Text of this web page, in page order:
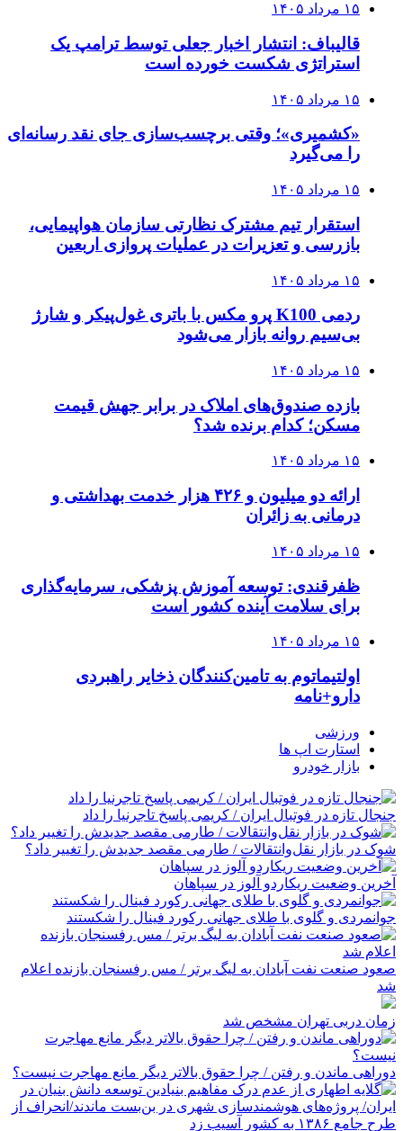
۱۵ مرداد ۱۴۰۵
قالیباف: انتشار اخبار جعلی توسط ترامپ یک
استراتژی شکست خورده است
۱۵ مرداد ۱۴۰۵
«کشمیری»؛ وقتی برچسب‌سازی جای نقد رسانه‌ای
را می‌گیرد
۱۵ مرداد ۱۴۰۵
استقرار تیم مشترک نظارتی سازمان هواپیمایی،
بازرسی و تعزیرات در عملیات پروازی اربعین
۱۵ مرداد ۱۴۰۵
ردمی K100 پرو مکس با باتری غول‌پیکر و شارژ
بی‌سیم روانه بازار می‌شود
۱۵ مرداد ۱۴۰۵
بازده صندوق‌های املاک در برابر جهش قیمت
مسکن؛ کدام برنده شد؟
۱۵ مرداد ۱۴۰۵
ارائه دو میلیون و ۴۲۶ هزار خدمت بهداشتی و
درمانی به زائران
۱۵ مرداد ۱۴۰۵
ظفرقندی: توسعه آموزش پزشکی، سرمایه‌گذاری
برای سلامت آینده کشور است
۱۵ مرداد ۱۴۰۵
اولتیماتوم به تامین‌کنندگان ذخایر راهبردی
دارو+نامه
ورزشی
استارت اپ ها
بازار خودرو
جنجال تازه در فوتبال ایران / کریمی پاسخ تاجرنیا را داد
شوک در بازار نقل‌وانتقالات / طارمی مقصد جدیدش را تغییر داد؟
آخرین وضعیت ریکاردو آلوز در سپاهان
جوانمردی و گلوی با طلای جهانی رکورد فینال را شکستند
صعود صنعت نفت آبادان به لیگ برتر / مس رفسنجان بازنده اعلام
شد
زمان دربی تهران مشخص شد
دوراهی ماندن و رفتن / چرا حقوق بالاتر دیگر مانع مهاجرت نیست؟